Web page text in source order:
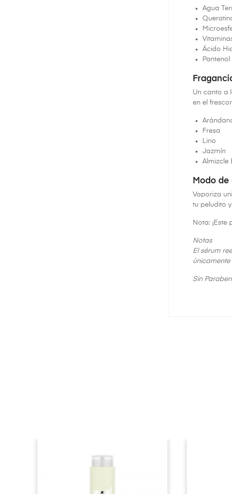
Agua
Ácido
Pantenol
Un canto a
en el
Fresa
Lirio
Jazmín
Almizcle
Modo
Vaporiza
tu peludito
Nota:
Notas
El sérum
Sin